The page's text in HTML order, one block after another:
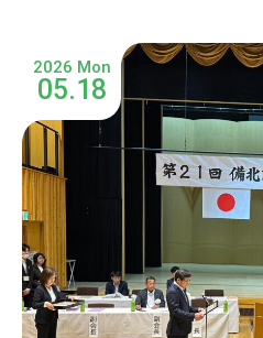
2026 Mon
05.18